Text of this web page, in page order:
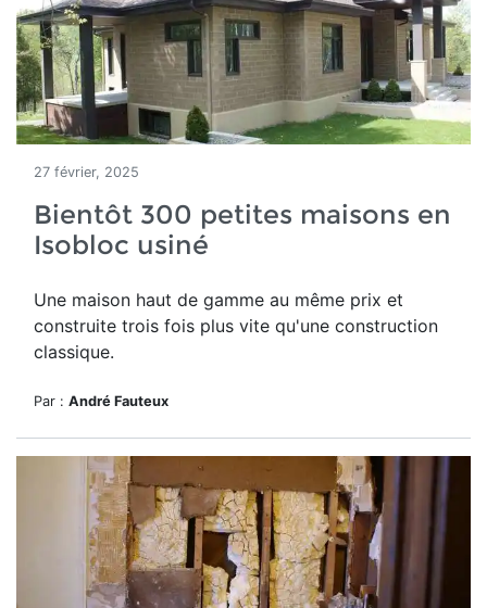
27 février, 2025
Bientôt 300 petites maisons en
Isobloc usiné
Une maison haut de gamme au même prix et
construite trois fois plus vite qu'une construction
classique.
Par : André Fauteux